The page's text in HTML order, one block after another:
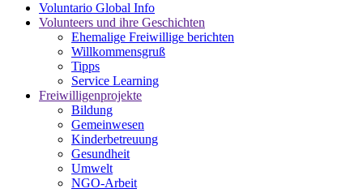
Voluntario Global Info
Volunteers und ihre Geschichten
Ehemalige Freiwillige berichten
Willkommensgruß
Tipps
Service Learning
Freiwilligenprojekte
Bildung
Gemeinwesen
Kinderbetreuung
Gesundheit
Umwelt
NGO-Arbeit